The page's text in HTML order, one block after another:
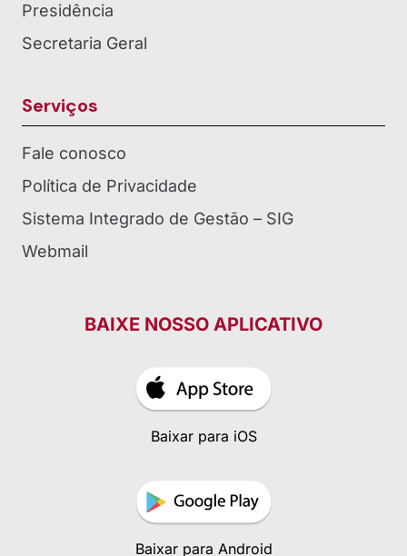
Presidência
Secretaria Geral
Serviços
Fale conosco
Política de Privacidade
Sistema Integrado de Gestão – SIG
Webmail
BAIXE NOSSO APLICATIVO
Baixar para iOS
Baixar para Android